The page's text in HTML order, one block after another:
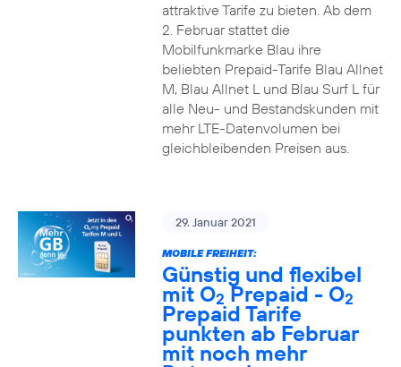
attraktive Tarife zu bieten. Ab dem
2. Februar stattet die
Mobilfunkmarke Blau ihre
beliebten Prepaid-Tarife Blau Allnet
M, Blau Allnet L und Blau Surf L für
alle Neu- und Bestandskunden mit
mehr LTE-Datenvolumen bei
gleichbleibenden Preisen aus.
29. Januar 2021
MOBILE FREIHEIT:
Günstig und flexibel
mit O2 Prepaid - O2
Prepaid Tarife
punkten ab Februar
mit noch mehr